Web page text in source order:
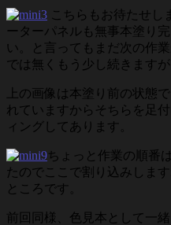
こちらもお待たせし
ーターパネルも無事本塗り
い。と言ってもまだ次の作
では無くもう少し続きますが
上の画像は本塗り前の状態
れていますからそちらを足
ィングしてあります。
ちょっと作業の順番
たのでここで割り込みしま
ところです。
前回同様、色見本として一